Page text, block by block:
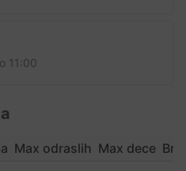
11:00
Max odraslih Max dece